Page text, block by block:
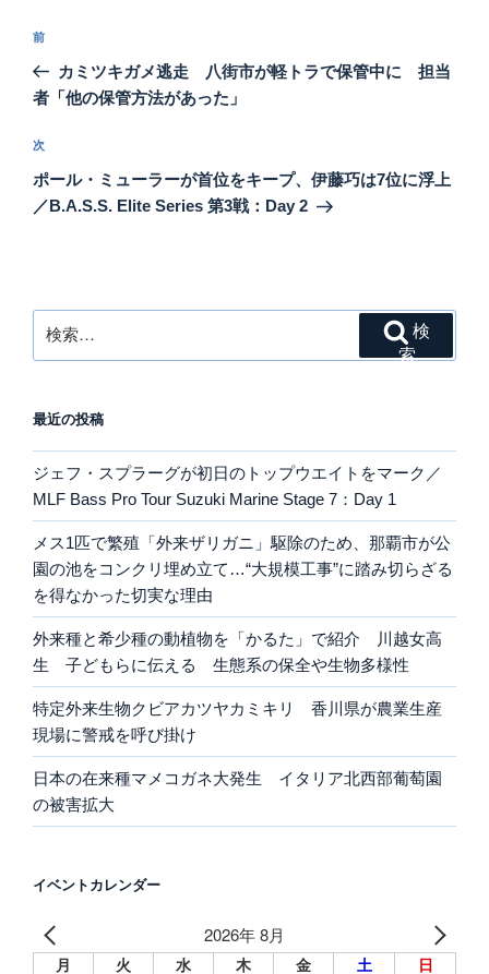
投
ナ
ゲ
ー
シ
前
の
投
前
カミツキガメ逃走 八街市が軽トラで保管中に 担当
者「他の保管方法があった」
次
の
投
次
ポール・ミューラーが首位をキープ、伊藤巧は7位に浮上
／B.A.S.S. Elite Series 第3戦：Day 2
索:
索
最近の投稿
ジェフ・スプラーグが初日のトップウエイトをマーク／
MLF Bass Pro Tour Suzuki Marine Stage 7：Day 1
メス1匹で繁殖「外来ザリガニ」駆除のため、那覇市が公
園の池をコンクリ埋め立て…“大規模工事”に踏み切らざる
を得なかった切実な理由
外来種と希少種の動植物を「かるた」で紹介 川越女高
生 子どもらに伝える 生態系の保全や生物多様性
特定外来生物クビアカツヤカミキリ 香川県が農業生産
現場に警戒を呼び掛け
日本の在来種マメコガネ大発生 イタリア北西部葡萄園
の被害拡大
イベントカレンダー
2026年 8月
月 火 水 木 金 土 日